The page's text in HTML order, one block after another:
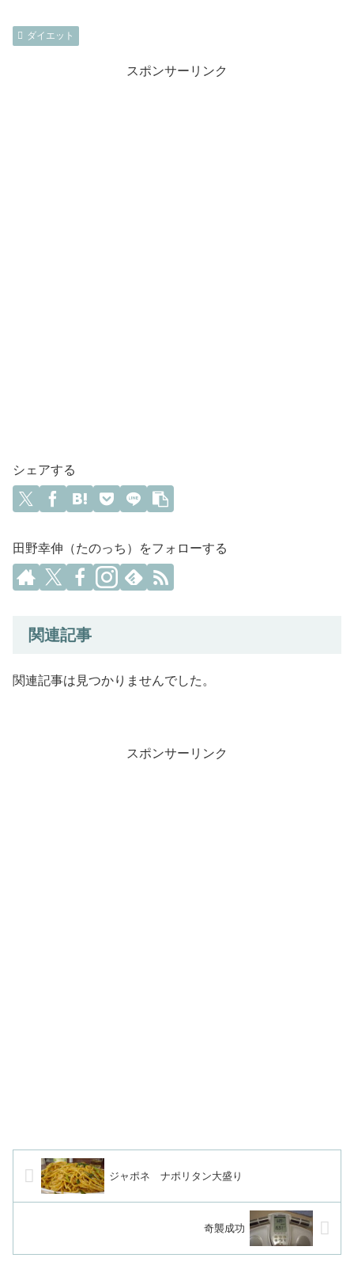
ダイエット
スポンサーリンク
シェアする
田野幸伸（たのっち）をフォローする
関連記事
関連記事は見つかりませんでした。
スポンサーリンク
ジャポネ ナポリタン大盛り
奇襲成功